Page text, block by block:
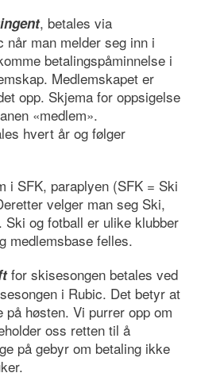
, betales via
når man melder seg inn i
betalingspåminnelse i
Medlemskapet er
opp. Skjema for oppsigelse
«medlem».
hvert år og følger
i SFK, paraplyen (SFK = Ski
velger man seg Ski,
Ski og fotball er ulike klubber
medlemsbase felles.
for skisesongen betales ved
i Rubic. Det betyr at
høsten. Vi purrer opp om
oss retten til å
på gebyr om betaling ikke